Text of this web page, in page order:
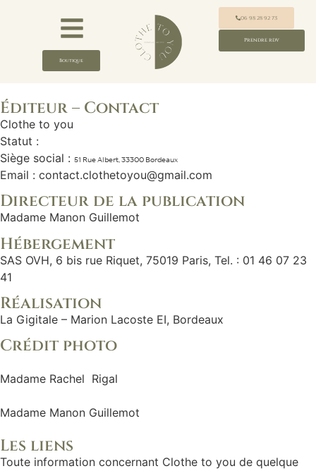
Boutique
06 98 28 92 73
Prendre rdv
Éditeur – Contact
Clothe to you
Statut :
Siège social : 51 Rue Albert, 33300 Bordeaux
Email : contact.clothetoyou@gmail.com
Directeur de la publication
Madame Manon Guillemot
Hébergement
SAS OVH, 6 bis rue Riquet, 75019 Paris, Tel. : 01 46 07 23
41
Réalisation
La Gigitale – Marion Lacoste EI, Bordeaux
Crédit photo
Madame Rachel Rigal
Madame Manon Guillemot
Les liens
Toute information concernant Clothe to you de quelque